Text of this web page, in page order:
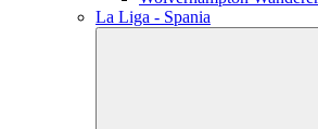
La Liga - Spania